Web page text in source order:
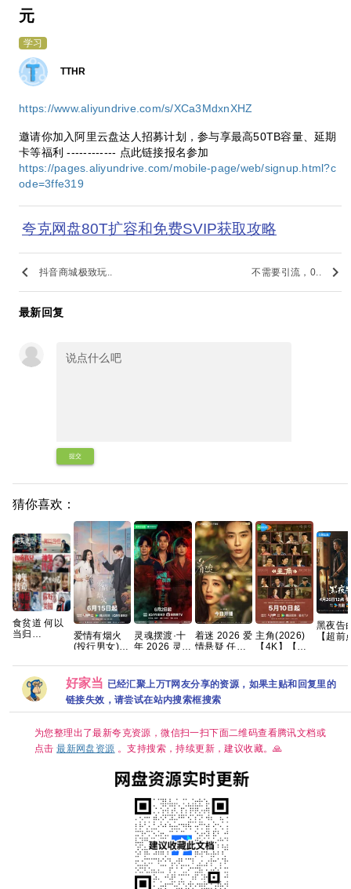
元
学习
TTHR
https://www.aliyundrive.com/s/XCa3MdxnXHZ
邀请你加入阿里云盘达人招募计划，参与享最高50TB容量、延期
卡等福利 ------------ 点此链接报名参加
https://pages.aliyundrive.com/mobile-page/web/signup.html?c
ode=3ffe319
夸克网盘80T扩容和免费SVIP获取攻略
keyboard_arrow_left 抖音商城极致玩.. 不需要引流，0.. keyboard_arrow_right
最新回复
提交
猜你喜欢：
食贫道 何以
当归
Reaction（HD.4K）
版）[5.9GB]
爱情有烟火
(投行男女)
超清SDR】
国语中字 网
盘资源下载
灵魂摆渡·十
年 2026 灵魂
悚奇幻冒险
于毅 刘智扬
肖茵 已更最
新 夸克
着迷 2026 爱
情悬疑 任运
更最新 夸克
主角(2026)
【4K】【国
【夸克】
黑夜告
【超前
越生死
克
好家当 已经汇聚上万T网友分享的资源，如果主贴和回复里的
链接失效，请尝试在站内搜索框搜索
为您整理出了最新夸克资源，微信扫一扫下面二维码查看腾讯文档或
点击最新网盘资源 。支持搜索，持续更新，建议收藏。🙏